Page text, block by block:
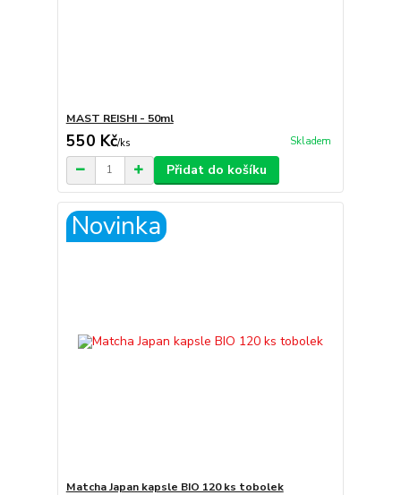
MAST REISHI - 50ml
550 Kč/ks Skladem
Přidat do košíku
Novinka
Matcha Japan kapsle BIO 120 ks tobolek